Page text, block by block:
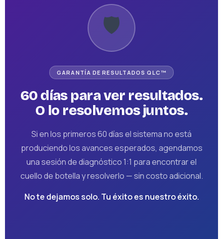
🛡️
GARANTÍA DE RESULTADOS QLC™
60 días para ver resultados.
O lo resolvemos juntos.
Si en los primeros 60 días el sistema no está
produciendo los avances esperados, agendamos
una sesión de diagnóstico 1:1 para encontrar el
cuello de botella y resolverlo — sin costo adicional.
No te dejamos solo. Tu éxito es nuestro éxito.